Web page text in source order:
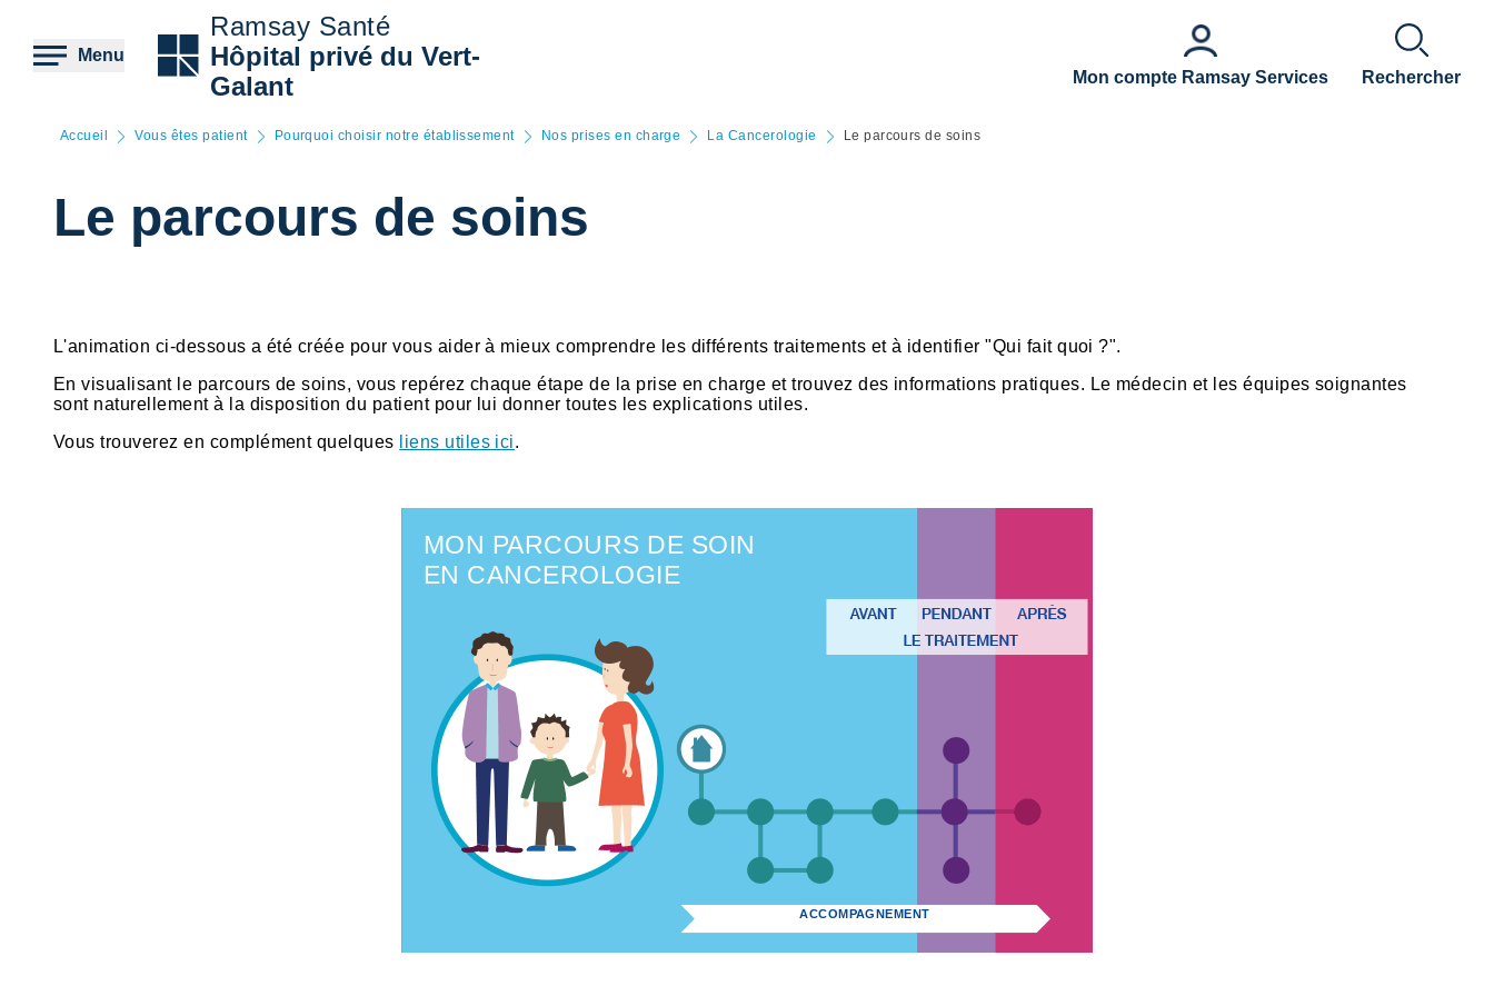
contenu
principal
Menu
Ramsay Santé
Hôpital privé du Vert-
Galant
Mon compte Ramsay Services Rechercher
Accueil Vous êtes patient Pourquoi choisir notre établissement Nos prises en charge La Cancerologie Le parcours de soins
Le parcours de soins
HTML
L'animation ci-dessous a été créée pour vous aider à mieux comprendre les différents traitements et à identifier "Qui fait quoi ?".
En visualisant le parcours de soins, vous repérez chaque étape de la prise en charge et trouvez des informations pratiques. Le médecin et les équipes soignantes
sont naturellement à la disposition du patient pour lui donner toutes les explications utiles.
Vous trouverez en complément quelques
liens utiles ici.
MON PARCOURS DE SOIN
EN CANCEROLOGIE
ACCOMPAGNEMENT